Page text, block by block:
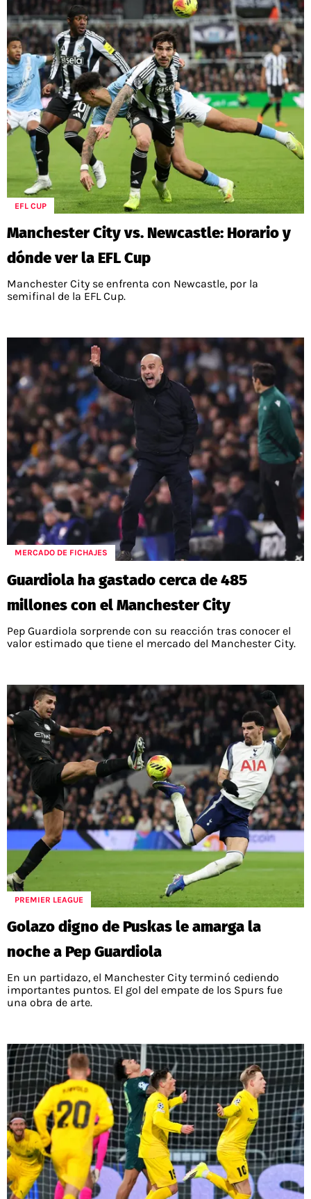
EFL CUP
Manchester City vs. Newcastle: Horario y
dónde ver la EFL Cup
Manchester City se enfrenta con Newcastle, por la
semifinal de la EFL Cup.
MERCADO DE FICHAJES
Guardiola ha gastado cerca de 485
millones con el Manchester City
Pep Guardiola sorprende con su reacción tras conocer el
valor estimado que tiene el mercado del Manchester City.
PREMIER LEAGUE
Golazo digno de Puskas le amarga la
noche a Pep Guardiola
En un partidazo, el Manchester City terminó cediendo
importantes puntos. El gol del empate de los Spurs fue
una obra de arte.